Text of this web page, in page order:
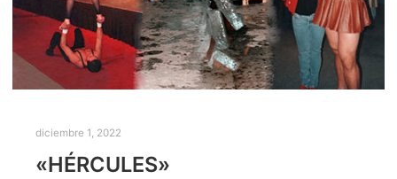
diciembre 1, 2022
«HÉRCULES»